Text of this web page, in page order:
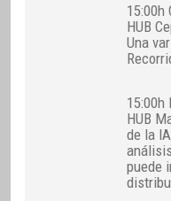
15:00h
HUB
Una
15:00h
HUB
de la
puede